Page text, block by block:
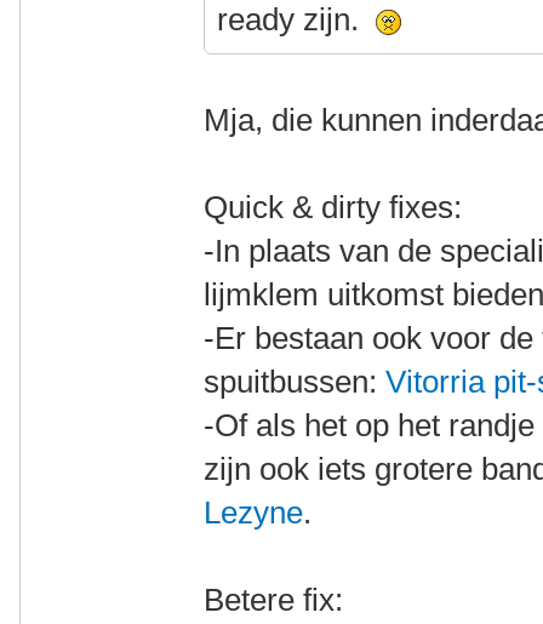
ready zijn.
Mja, die kunnen
Quick & dirty fixes:
-In plaats van de
lijmklem uitkomst
-Er bestaan ook voor
spuitbussen:Vitorria
-Of als het op het
zijn ook iets grotere
Lezyne.
Betere fix: